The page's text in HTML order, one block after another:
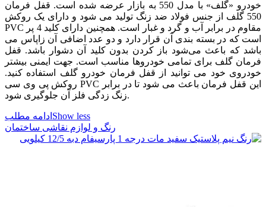
خودرو «گلف» با مدل 550 به بازار عرضه شده است. قفل فرمان
550 گلف از جنس فولاد ضد زنگ تولید می شود و دارای یک روکش
PVC مقاوم در برابر آب و گرد و غبار است. همچنین دارای کلید 4 پر
است که در بسته بندی آن قرار دارد و دو عدد اضافی آن زاپاس می
باشد که باعث می‌شود باز کردن بدون کلید آن دشوار باشد. قفل
فرمان گلف برای تمامی خودروها مناسب است. جهت ایمنی بیشتر
خودروی خود می‌ توانید از قفل فرمان خودرو گلف استفاده کنید.
روکش پی وی سی PVC این قفل فرمان باعث می شود تا در برابر
زنگ زدگی فلز آن جلوگیری شود.
ادامه مطلب Show less
رنگ و لوازم نقاشی ساختمان